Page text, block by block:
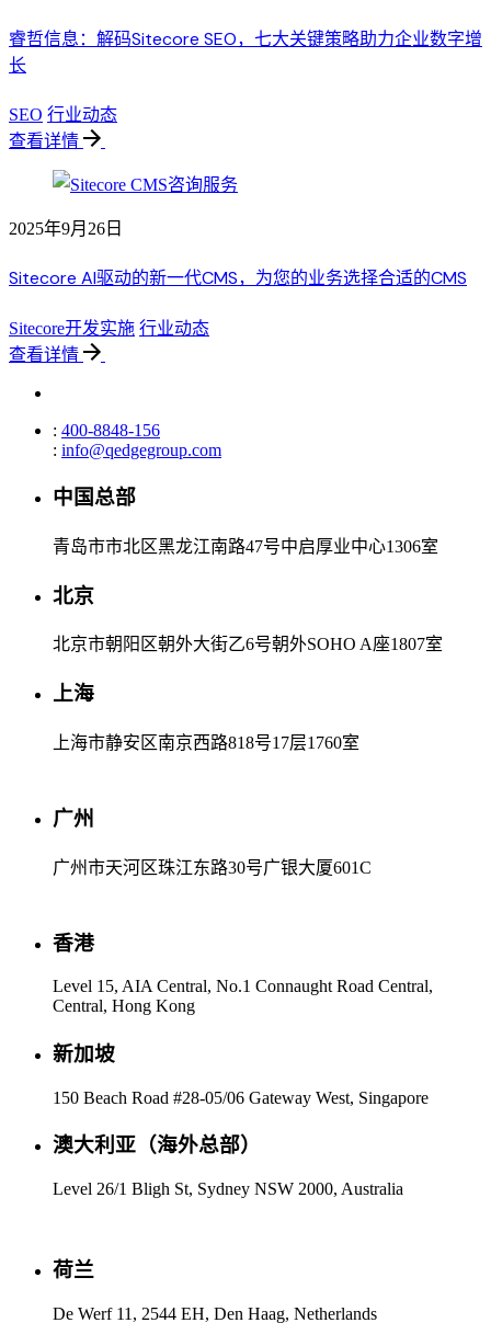
睿哲信息：解码Sitecore SEO，七大关键策略助力企业数字增
长
SEO 行业动态
查看详情
2025年9月26日
Sitecore AI驱动的新一代CMS，为您的业务选择合适的CMS
Sitecore开发实施 行业动态
查看详情
: 400-8848-156
: info@qedgegroup.com
中国总部
青岛市市北区黑龙江南路47号中启厚业中心1306室
北京
北京市朝阳区朝外大街乙6号朝外SOHO A座1807室
上海
上海市静安区南京西路818号17层1760室
广州
广州市天河区珠江东路30号广银大厦601C
香港
Level 15, AIA Central, No.1 Connaught Road Central,
Central, Hong Kong
新加坡
150 Beach Road #28-05/06 Gateway West, Singapore
澳大利亚（海外总部）
Level 26/1 Bligh St, Sydney NSW 2000, Australia
荷兰
De Werf 11, 2544 EH, Den Haag, Netherlands